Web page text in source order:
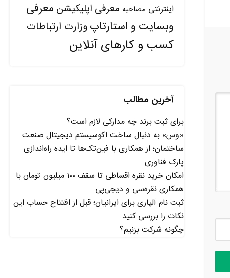
اینترنتی مصاحبه معرفی اپلیکیشن معرفی
وبسایت و استارتاپوزارت ارتباطات
کسب و کارهای آنلاین
آخرین مطالب
برای ثبت برند چه مدارکی لازم است؟
«وس» به دنبال ساخت اکوسیستم دیجیتال صنعت
ساختمان؛ از همکاری با فین‌تک‌ها تا ایده راه‌اندازی
پارک فناوری
امکان خرید نقره اقساطی تا سقف ۱۰۰ میلیون تومان با
همکاری نقره‌سی و دیجی‌پی
ثبت نام آلپاری برای ایرانیان؛ قبل از افتتاح حساب این
نکات را بررسی کنید
چگونه شرکت بزنیم؟